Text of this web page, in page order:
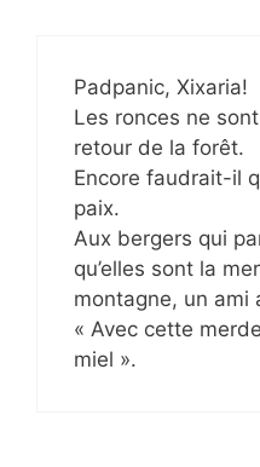
Padpanic, Xixaria!
Les ronces ne
retour de la forêt.
Encore faudrait-il
paix.
Aux bergers qui
qu’elles sont la
montagne, un ami
« Avec cette
miel ».